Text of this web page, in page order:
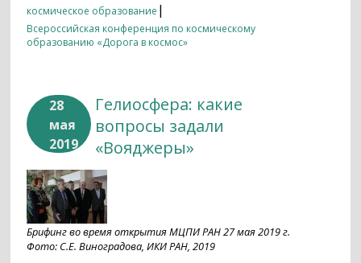
космическое образование |
Всероссийская конференция по космическому
образованию «Дорога в космос»
28
мая
2019
Гелиосфера: какие
вопросы задали
«Вояджеры»
Брифинг во время открытия МЦПИ РАН 27 мая 2019 г.
Фото: С.Е. Виноградова, ИКИ РАН, 2019